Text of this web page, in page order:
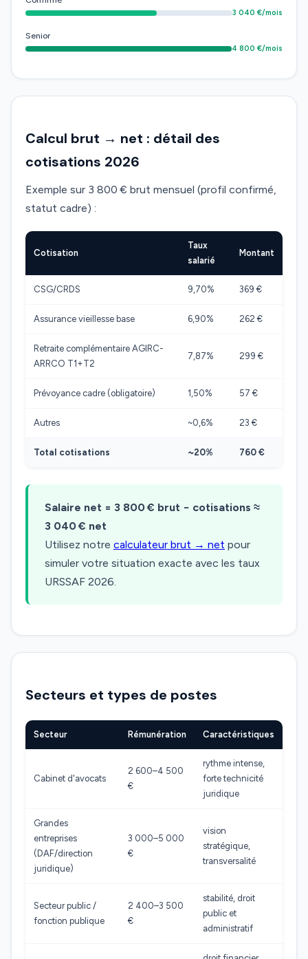
3 040 €/mois
Senior
4 800 €/mois
Calcul brut → net : détail des
cotisations 2026
Exemple sur 3 800 € brut mensuel (profil confirmé,
statut cadre) :
Cotisation
Taux
salarié
Montant
CSG/CRDS 9,70% 369 €
Assurance vieillesse base 6,90% 262 €
Retraite complémentaire AGIRC-
ARRCO T1+T2
7,87% 299 €
Prévoyance cadre (obligatoire) 1,50% 57 €
Autres ~0,6% 23 €
Total cotisations ~20% 760 €
Salaire net = 3 800 € brut − cotisations ≈
3 040 € net
Utilisez notre calculateur brut → net pour
simuler votre situation exacte avec les taux
URSSAF 2026.
Secteurs et types de postes
Secteur Rémunération Caractéristiques
Cabinet d'avocats
2 600–4 500
€
rythme intense,
forte technicité
juridique
Grandes
entreprises
(DAF/direction
juridique)
3 000–5 000
€
vision
stratégique,
transversalité
Secteur public /
fonction publique
2 400–3 500
€
stabilité, droit
public et
administratif